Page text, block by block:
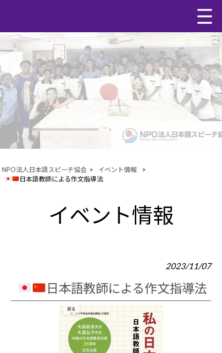
NPO法人日本語スピーチ協会 > イベント情報
>
日本語教師による作文指導法
イベント情報
2023/11/07
日本語教師による作文指導法